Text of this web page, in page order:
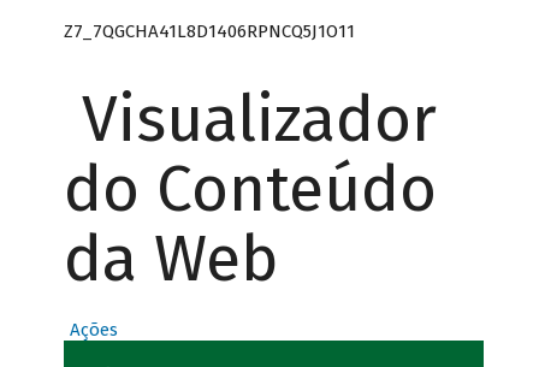
Z7_7QGCHA41L8D1406RPNCQ5J1O11
Visualizador
do Conteúdo
da Web
Ações